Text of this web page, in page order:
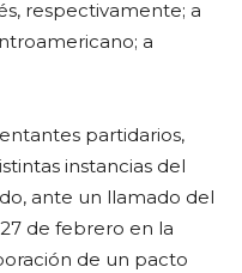
respectivamente; a
a
partidarios,
instancias del
ante un llamado del
de febrero en la
de un pacto